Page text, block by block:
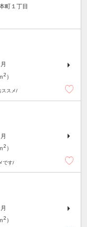
町１丁目
2 ）
ススメ/
2 ）
です/
2 ）